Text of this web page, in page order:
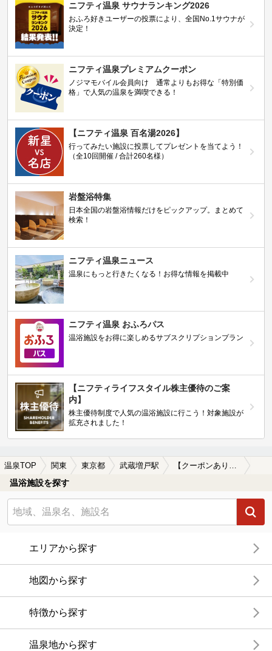
ニフティ温泉 サウナランキング2026
おふろ好きユーザーの投票により、全国No.1サウナが
決定！
ニフティ温泉プレミアムクーポン
ノジマモバイル会員向け 通常よりもお得な「特別価
格」で人気の温泉を満喫できる！
【ニフティ温泉 百名湯2026】
行ってみたい施設に投票してプレゼントを当てよう！
（全10回開催 / 合計260名様）
岩盤浴特集
日本全国の岩盤浴情報だけをピックアップ。まとめて
検索！
ニフティ温泉ニュース
温泉にもっと行きたくなる！お得な情報を掲載中
ニフティ温泉 おふろパス
温浴施設をお得に楽しめるサブスクリプションプラン
【ニフティライフスタイル株主優待のご案
内】
株主優待制度で人気の温浴施設に行こう！対象施設が
拡充されました！
温泉TOP 関東 東京都 武蔵増戸駅 【クーポンあり】武蔵増戸駅近くのサウナ施設おすすめ(2026年版)
温浴施設を探す
エリアから探す
地図から探す
特徴から探す
温泉地から探す